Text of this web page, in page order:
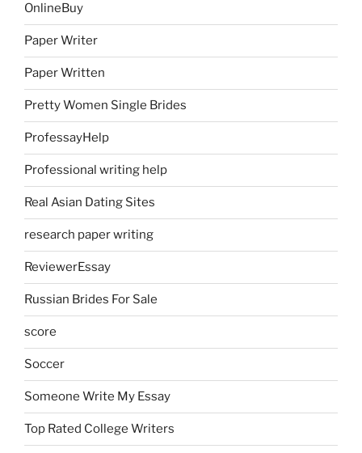
OnlineBuy
Paper Writer
Paper Written
Pretty Women Single Brides
ProfessayHelp
Professional writing help
Real Asian Dating Sites
research paper writing
ReviewerEssay
Russian Brides For Sale
score
Soccer
Someone Write My Essay
Top Rated College Writers